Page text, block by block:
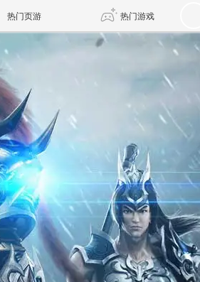
热门页游 热门游戏
魔兽
天堂 剑网3旗舰版 新天龙八部
王权与自由 诛仙世界 新仙侠5